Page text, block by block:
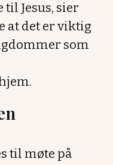
Jesus, sier
at det er viktig
som
til møte på